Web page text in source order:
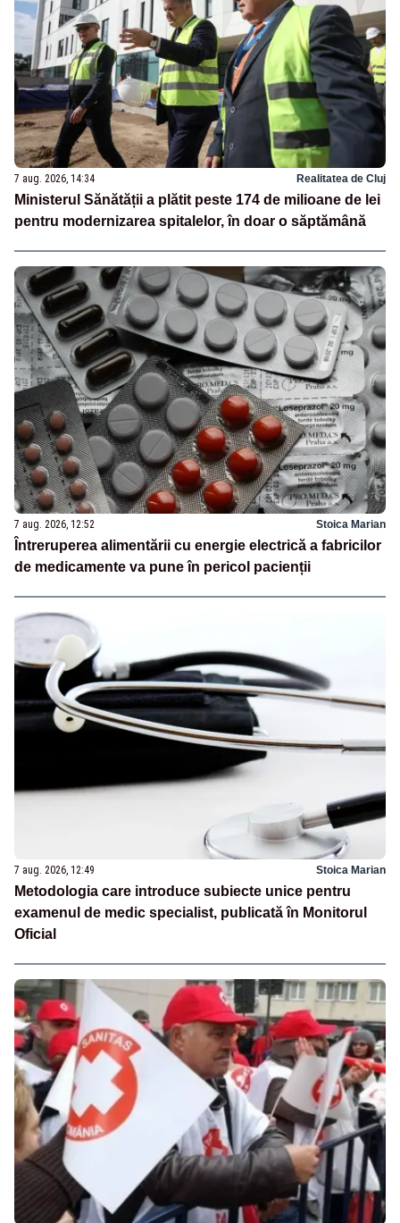
7 aug. 2026, 14:34 Realitatea de Cluj
Ministerul Sănătății a plătit peste 174 de milioane de lei
pentru modernizarea spitalelor, în doar o săptămână
7 aug. 2026, 12:52 Stoica Marian
Întreruperea alimentării cu energie electrică a fabricilor
de medicamente va pune în pericol pacienții
7 aug. 2026, 12:49 Stoica Marian
Metodologia care introduce subiecte unice pentru
examenul de medic specialist, publicată în Monitorul
Oficial